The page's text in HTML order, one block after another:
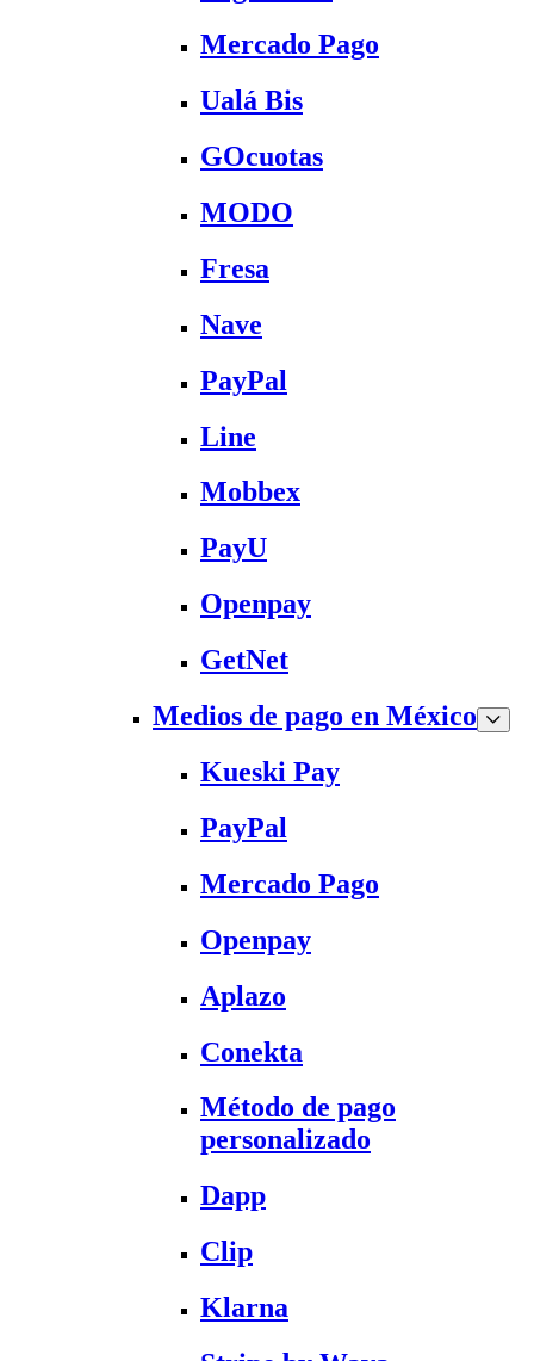
Mercado Pago
Ualá Bis
GOcuotas
MODO
Fresa
Nave
PayPal
Line
Mobbex
PayU
Openpay
GetNet
Medios de pago en México
Kueski Pay
PayPal
Mercado Pago
Openpay
Aplazo
Conekta
Método de pago
personalizado
Dapp
Clip
Klarna